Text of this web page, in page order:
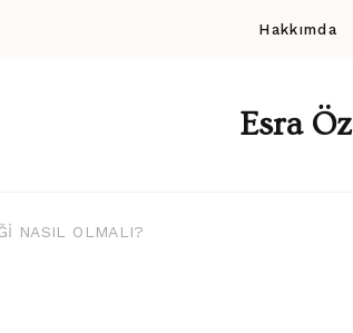
Hakkımda
Esra Öz
NASIL OLMALI?